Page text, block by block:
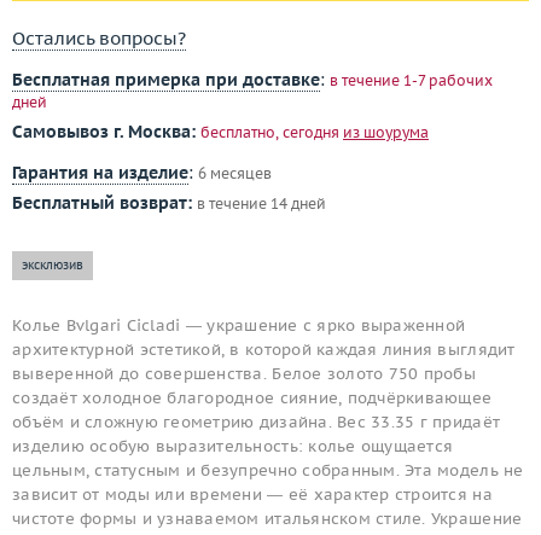
Остались вопросы?
Бесплатная примерка при доставке: в течение 1-7 рабочих
дней
Самовывоз г. Москва: бесплатно, сегодня из шоурума
Гарантия на изделие: 6 месяцев
Бесплатный возврат: в течение 14 дней
эксклюзив
Колье Bvlgari Cicladi — украшение с ярко выраженной
архитектурной эстетикой, в которой каждая линия выглядит
выверенной до совершенства. Белое золото 750 пробы
создаёт холодное благородное сияние, подчёркивающее
объём и сложную геометрию дизайна. Вес 33.35 г придаёт
изделию особую выразительность: колье ощущается
цельным, статусным и безупречно собранным. Эта модель не
зависит от моды или времени — её характер строится на
чистоте формы и узнаваемом итальянском стиле. Украшение